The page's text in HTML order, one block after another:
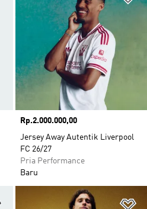
Harga
Rp.2.000.000,00
Jersey Away Autentik Liverpool
FC 26/27
Pria Performance
Baru
Tambahkan ke Wishlist